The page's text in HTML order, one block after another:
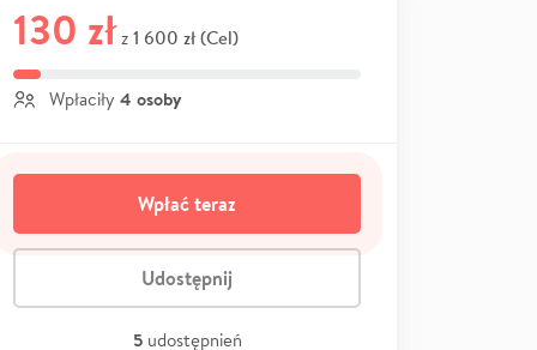
130 zł z 1 600 zł (Cel)
Wpłaciły 4 osoby
Wpłać teraz
Udostępnij
5 udostępnień